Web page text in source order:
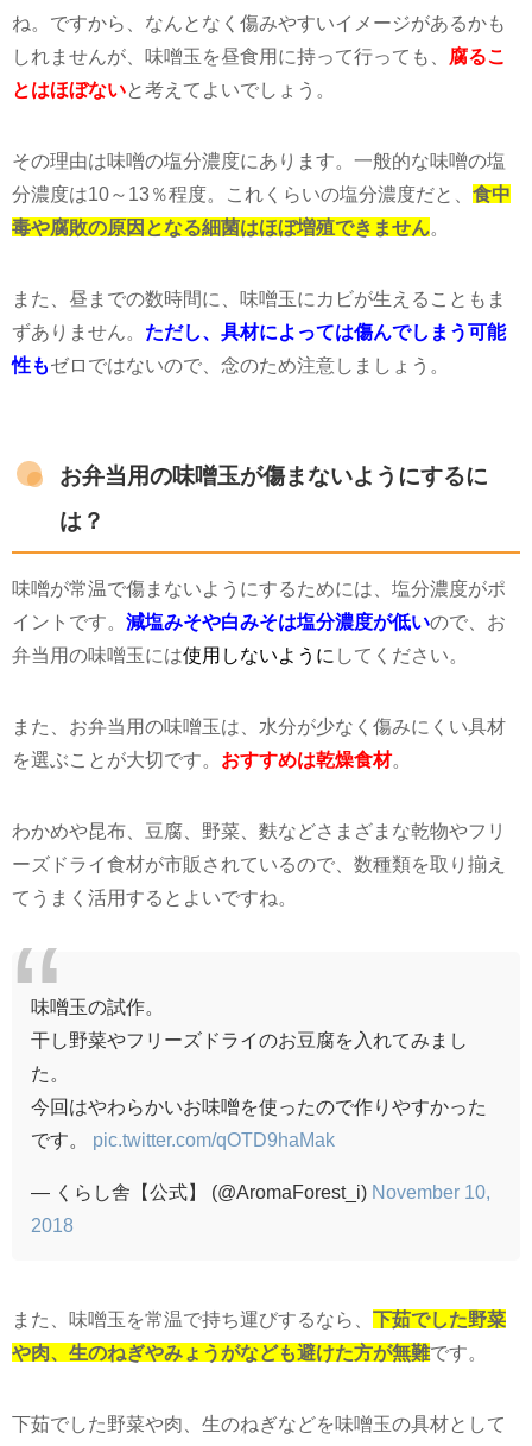
ね。ですから、なんとなく傷みやすいイメージがあるかも
しれませんが、味噌玉を昼食用に持って行っても、
腐るこ
とはほぼないと考えてよいでしょう。
その理由は味噌の塩分濃度にあります。一般的な味噌の塩
分濃度は10～13％程度。これくらいの塩分濃度だと、 食中
毒や腐敗の原因となる細菌はほぼ増殖できません
また、昼までの数時間に、味噌玉にカビが生えることもま
ずありません。 ただし、 具材によっては傷んでしまう可能
性もゼロではないので、念のため注意しましょう。
お弁当用の味噌玉が傷まないようにするに
は？
味噌が常温で傷まないようにするためには、塩分濃度がポ
イントです。 減塩みそや白みそは塩分濃度が低いので、お
弁当用の味噌玉には使用しないように してください。
また、お弁当用の味噌玉は、水分が少なく傷みにくい具材
を選ぶことが大切です。 おすすめは乾燥食材。
わかめや昆布、豆腐、野菜、麩などさまざまな乾物やフリ
ーズドライ食材が市販されているので、数種類を取り揃え
てうまく活用するとよいですね。
味噌玉の試作。
干し野菜やフリーズドライのお豆腐を入れてみまし
た。
今回はやわらかいお味噌を使ったので作りやすかった
です。 pic.twitter.com/qOTD9haMak
— くらし舎【公式】 (@AromaForest_i) November 10,
2018
また、味噌玉を常温で持ち運びするなら、 下茹でした野菜
や肉、生のねぎやみょうがなども避けた方が無難です。
下茹でした野菜や肉、生のねぎなどを味噌玉の具材として